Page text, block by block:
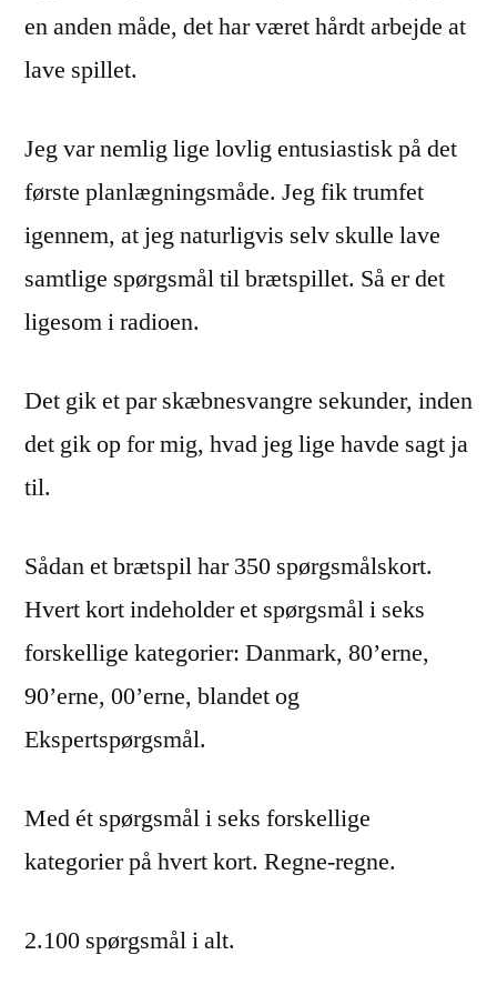
en anden måde, det har været hårdt arbejde at
lave spillet.
Jeg var nemlig lige lovlig entusiastisk på det
første planlægningsmåde. Jeg fik trumfet
igennem, at jeg naturligvis selv skulle lave
samtlige spørgsmål til brætspillet. Så er det
ligesom i radioen.
Det gik et par skæbnesvangre sekunder, inden
det gik op for mig, hvad jeg lige havde sagt ja
til.
Sådan et brætspil har 350 spørgsmålskort.
Hvert kort indeholder et spørgsmål i seks
forskellige kategorier: Danmark, 80’erne,
90’erne, 00’erne, blandet og
Ekspertspørgsmål.
Med ét spørgsmål i seks forskellige
kategorier på hvert kort. Regne-regne.
2.100 spørgsmål i alt.